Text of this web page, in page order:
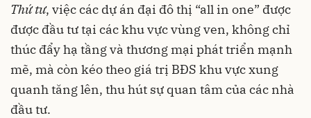
Thứ tư, việc các dự án đại đô thị “all in one” được
được đầu tư tại các khu vực vùng ven, không chỉ
thúc đẩy hạ tầng và thương mại phát triển mạnh
mẽ, mà còn kéo theo giá trị BĐS khu vực xung
quanh tăng lên, thu hút sự quan tâm của các nhà
đầu tư.